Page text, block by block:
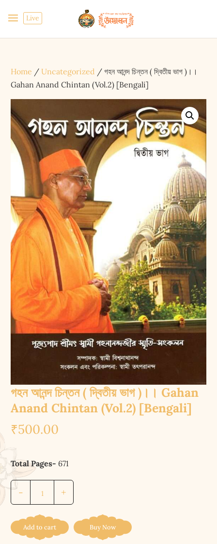
Live
Home /Uncategorized / গহন আনন্দ চিন্তন ( দ্বিতীয় ভাগ )।।
Gahan Anand Chintan (Vol.2) [Bengali]
গহন আনন্দ চিন্তন ( দ্বিতীয় ভাগ )।। Gahan
Anand Chintan (Vol.2) [Bengali]
₹500.00
Total Pages- 671
-
আনন্দ
চিন্তন
(
দ্বিতীয়
+
Add to cart Buy Now